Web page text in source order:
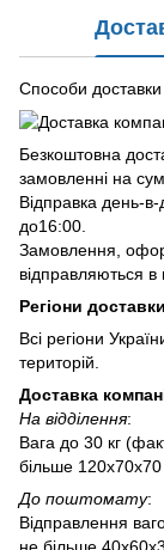
Способи доставки
Безкоштовна
замовленні на
Відправка день-
до16:00.
Замовлення,
відправляються в
Регіони
Всі регіони
територій.
Доставка
На відділення:
Вага до 30 кг
більше
До поштомату:
Відправлення